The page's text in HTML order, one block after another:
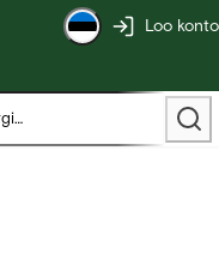
Loo konto